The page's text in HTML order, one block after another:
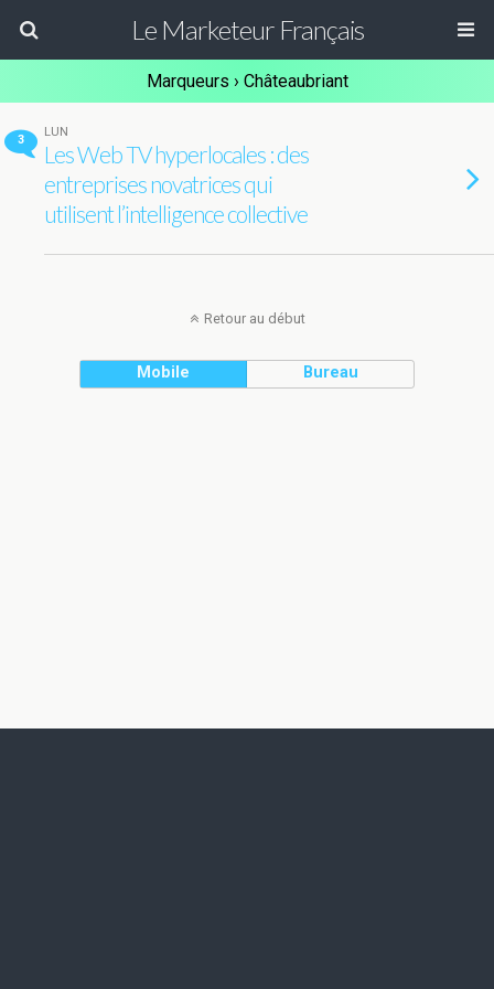
Le Marketeur Français
Marqueurs › Châteaubriant
3
LUN
Les Web TV hyperlocales : des
entreprises novatrices qui
utilisent l’intelligence collective
Retour au début
Mobile Bureau